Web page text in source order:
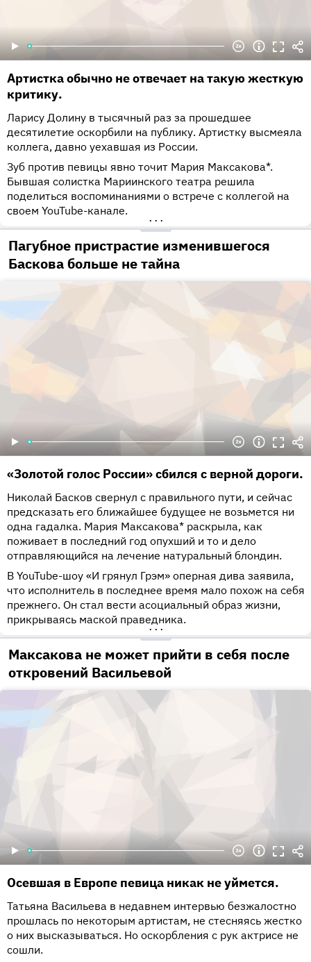
Артистка обычно не отвечает на такую жесткую
критику.
Ларису Долину в тысячный раз за прошедшее
десятилетие оскорбили на публику. Артистку высмеяла
коллега, давно уехавшая из России.
Зуб против певицы явно точит Мария Максакова*.
Бывшая солистка Мариинского театра решила
поделиться воспоминаниями о встрече с коллегой на
своем YouTube-канале.
•••
Пагубное пристрастие изменившегося
Баскова больше не тайна
«Золотой голос России» сбился с верной дороги.
Николай Басков свернул с правильного пути, и сейчас
предсказать его ближайшее будущее не возьмется ни
одна гадалка. Мария Максакова* раскрыла, как
поживает в последний год опухший и то и дело
отправляющийся на лечение натуральный блондин.
В YouTube-шоу «И грянул Грэм» оперная дива заявила,
что исполнитель в последнее время мало похож на себя
прежнего. Он стал вести асоциальный образ жизни,
прикрываясь маской праведника.
•••
Максакова не может прийти в себя после
откровений Васильевой
Осевшая в Европе певица никак не уймется.
Татьяна Васильева в недавнем интервью безжалостно
прошлась по некоторым артистам, не стесняясь жестко
о них высказываться. Но оскорбления с рук актрисе не
сошли.